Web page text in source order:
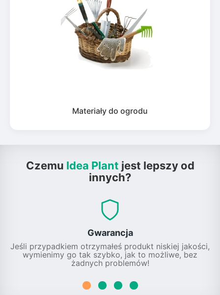
Materiały do ogrodu
Czemu Idea Plant jest lepszy od
innych?
Gwarancja
Jeśli przypadkiem otrzymałeś produkt niskiej jakości,
wymienimy go tak szybko, jak to możliwe, bez
żadnych problemów!